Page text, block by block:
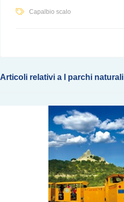
Capalbio scalo
Articoli relativi a I parchi naturali